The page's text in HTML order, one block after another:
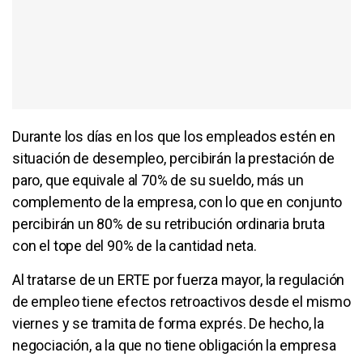
Durante los días en los que los empleados estén en
situación de desempleo, percibirán la prestación de
paro, que equivale al 70% de su sueldo, más un
complemento de la empresa, con lo que en conjunto
percibirán un 80% de su retribución ordinaria bruta
con el tope del 90% de la cantidad neta.
Al tratarse de un ERTE por fuerza mayor, la regulación
de empleo tiene efectos retroactivos desde el mismo
viernes y se tramita de forma exprés. De hecho, la
negociación, a la que no tiene obligación la empresa